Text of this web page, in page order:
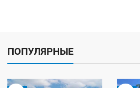
ПОПУЛЯРНЫЕ